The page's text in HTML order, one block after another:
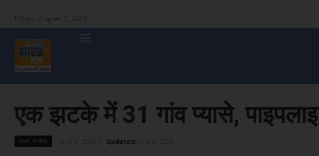
एक झटके में 31 गांव प्यासे,
मध्य प्रदेश Updated: